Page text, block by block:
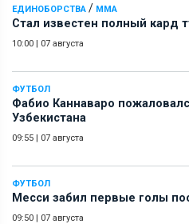
ЕДИНОБОРСТВА / ММА
Стал известен полный кард
10:00 | 07 августа
ФУТБОЛ
Фабио Каннаваро
Узбекистана
09:55 | 07 августа
ФУТБОЛ
Месси забил первые голы
09:50 | 07 августа